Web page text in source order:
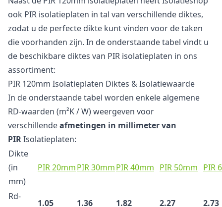
ook PIR isolatieplaten in tal van verschillende diktes,
zodat u de perfecte dikte kunt vinden voor de taken
die voorhanden zijn. In de onderstaande tabel vindt u
de beschikbare diktes van PIR isolatieplaten in ons
assortiment:
PIR 120mm Isolatieplaten Diktes & Isolatiewaarde
In de onderstaande tabel worden enkele algemene
RD-waarden (m²K / W) weergeven voor
verschillendeafmetingen in millimeter van
PIRIsolatieplaten:
Dikte
(in
mm)
PIR 20mmPIR 30mmPIR 40mm PIR 50mm PIR
Rd-
1.05 1.36 1.82 2.27 2.73